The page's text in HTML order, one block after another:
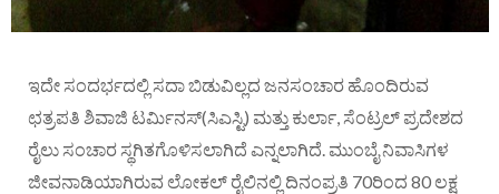
ಇದೇ ಸಂದರ್ಭದಲ್ಲಿ ಸದಾ ಬಿಡುವಿಲ್ಲದ ಜನಸಂಚಾರ ಹೊಂದಿರುವ
ಛತ್ರಪತಿ ಶಿವಾಜಿ ಟರ್ಮಿನಸ್(ಸಿಎಸ್ಟಿ) ಮತ್ತು ಕುರ್ಲಾ, ಸೆಂಟ್ರಲ್ ಪ್ರದೇಶದ
ರೈಲು ಸಂಚಾರ ಸ್ಥಗಿತಗೊಳಿಸಲಾಗಿದೆ ಎನ್ನಲಾಗಿದೆ. ಮುಂಬೈ ನಿವಾಸಿಗಳ
ಜೀವನಾಡಿಯಾಗಿರುವ ಲೋಕಲ್ ರೈಲಿನಲ್ಲಿ ದಿನಂಪ್ರತಿ 70ರಿಂದ 80 ಲಕ್ಷ